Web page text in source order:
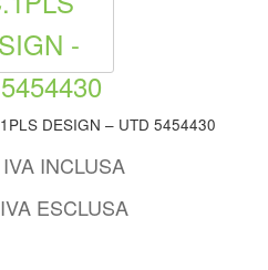
TLC1TP POWER.TELEC.1PLS DESIGN – UTD 5454430
IVA INCLUSA
IVA ESCLUSA